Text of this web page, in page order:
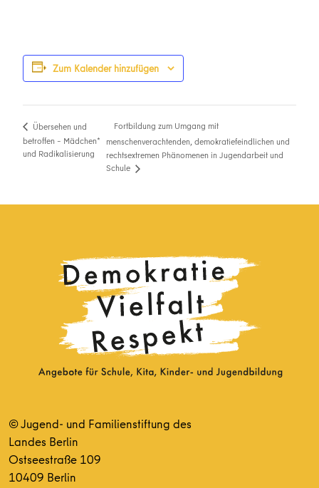
Zum Kalender hinzufügen
Übersehen und
betroffen – Mädchen*
und Radikalisierung
Fortbildung zum Umgang mit
menschenverachtenden, demokratiefeindlichen und
rechtsextremen Phänomenen in Jugendarbeit und
Schule
© Jugend- und Familienstiftung des
Landes Berlin
Ostseestraße 109
10409 Berlin